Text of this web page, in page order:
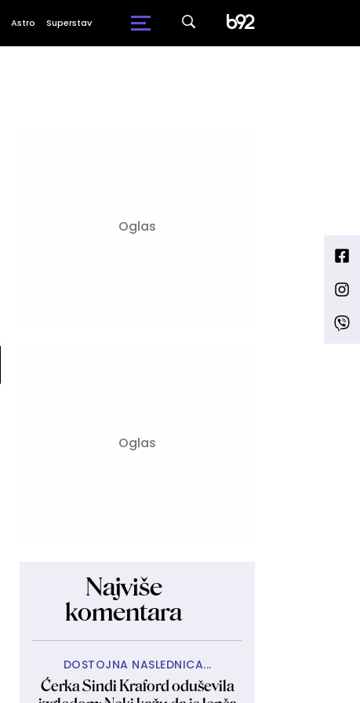
Astro Superstav
Najviše
komentara
DOSTOJNA NASLEDNICA...
Ćerka Sindi Kraford oduševila